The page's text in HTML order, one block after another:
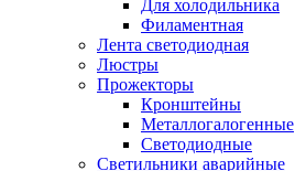
Для холодильника
Филаментная
Лента светодиодная
Люстры
Прожекторы
Кронштейны
Металлогалогенные
Светодиодные
Светильники аварийные